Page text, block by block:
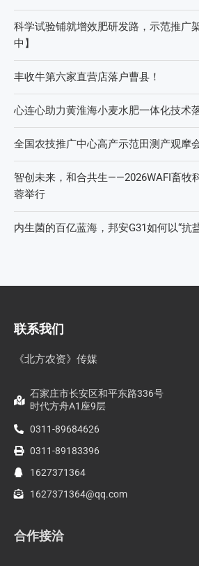
科学试验铺就增效肥研发路，示范推广
中】
丰收牛第六家直营店落户曹县！
心连心助力黄淮海小麦水肥一体化技术
全国农技推广中心高产示范田测产观摩
智创未来，和合共生——2026WAFI畜牧
蓉举行
内生菌的百亿蓝海，邦安G31如何以“抗
联系我们
《北方农资》传媒
石家庄市长安区和平东路336号
时代方舟A1座9层
0311-89684626
0311-89183396
1627371364
1627371364@qq.com
合作接洽